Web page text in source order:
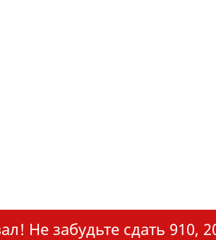
Не забудьте сдать 910,